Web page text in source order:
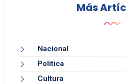
Más
Nacional
Política
Cultura